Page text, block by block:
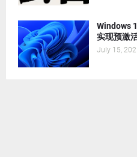
Windows
实现预激
July 15,